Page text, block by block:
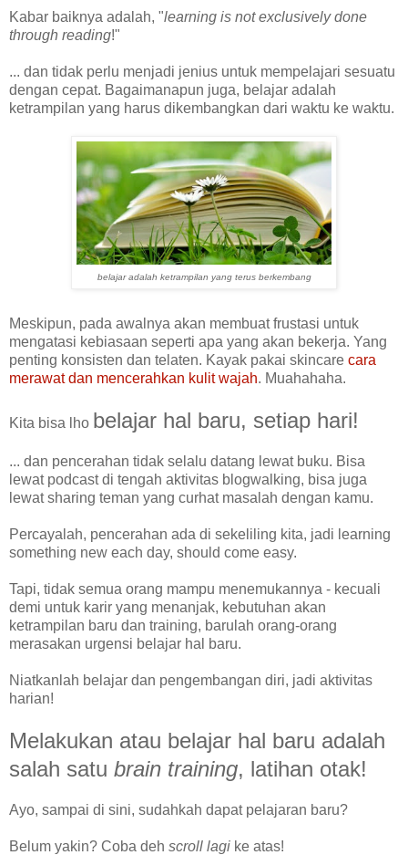
Kabar baiknya adalah, "learning is not exclusively done
through reading!"
... dan tidak perlu menjadi jenius untuk mempelajari sesuatu
dengan cepat. Bagaimanapun juga, belajar adalah
ketrampilan yang harus dikembangkan dari waktu ke waktu.
belajar adalah ketrampilan yang terus berkembang
Meskipun, pada awalnya akan membuat frustasi untuk
mengatasi kebiasaan seperti apa yang akan bekerja. Yang
penting konsisten dan telaten. Kayak pakai skincare cara
merawat dan mencerahkan kulit wajah. Muahahaha.
Kita bisa lho belajar hal baru, setiap hari!
... dan pencerahan tidak selalu datang lewat buku. Bisa
lewat podcast di tengah aktivitas blogwalking, bisa juga
lewat sharing teman yang curhat masalah dengan kamu.
Percayalah, pencerahan ada di sekeliling kita, jadi learning
something new each day, should come easy.
Tapi, tidak semua orang mampu menemukannya - kecuali
demi untuk karir yang menanjak, kebutuhan akan
ketrampilan baru dan training, barulah orang-orang
merasakan urgensi belajar hal baru.
Niatkanlah belajar dan pengembangan diri, jadi aktivitas
harian!
Melakukan atau belajar hal baru adalah
salah satu brain training, latihan otak!
Ayo, sampai di sini, sudahkah dapat pelajaran baru?
Belum yakin? Coba deh scroll lagi ke atas!